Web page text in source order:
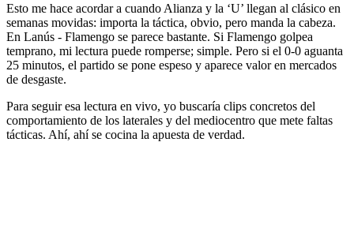
Esto me hace acordar a cuando Alianza y la ‘U’ llegan al clásico en
semanas movidas: importa la táctica, obvio, pero manda la cabeza.
En Lanús - Flamengo se parece bastante. Si Flamengo golpea
temprano, mi lectura puede romperse; simple. Pero si el 0-0 aguanta
25 minutos, el partido se pone espeso y aparece valor en mercados
de desgaste.
Para seguir esa lectura en vivo, yo buscaría clips concretos del
comportamiento de los laterales y del mediocentro que mete faltas
tácticas. Ahí, ahí se cocina la apuesta de verdad.